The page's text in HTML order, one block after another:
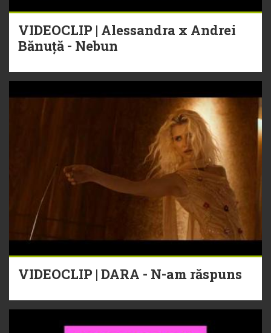
VIDEOCLIP | Alessandra x Andrei
Bănuță - Nebun
VIDEOCLIP | DARA - N-am răspuns